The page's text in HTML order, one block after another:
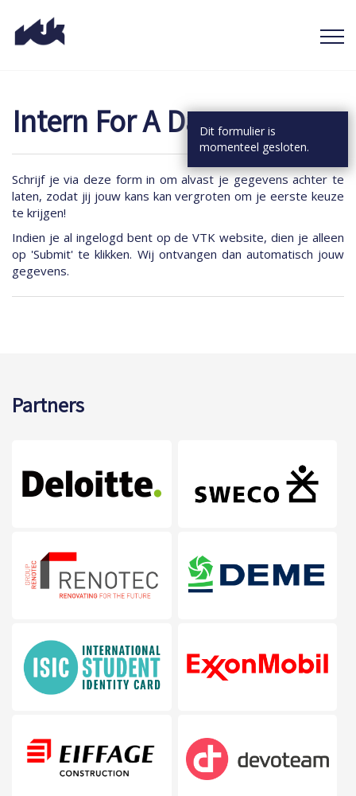
Intern For A Day
Schrijf je via deze form in om alvast je gegevens achter te
laten, zodat jij jouw kans kan vergroten om je eerste keuze
te krijgen!
Indien je al ingelogd bent op de VTK website, dien je alleen
op 'Submit' te klikken. Wij ontvangen dan automatisch jouw
gegevens.
Dit formulier is
momenteel gesloten.
Partners